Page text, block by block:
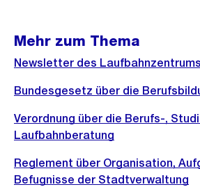
Mehr zum Thema
Newsletter des Laufbahnzentrums
Externer
Bundesgesetz über die
Externer
Link:
Verordnung über die Berufs-,
Laufbahnberatung
Reglement über Organisation,
Befugnisse der Stadtverwaltung